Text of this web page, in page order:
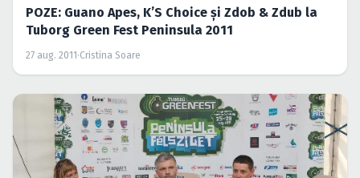
POZE: Guano Apes, K’S Choice şi Zdob & Zdub la
Tuborg Green Fest Peninsula 2011
27 aug. 2011·Cristina Soare